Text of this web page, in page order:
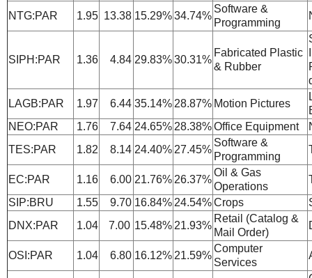
NTG:PAR 1.95 13.38 15.29%34.74%
Software &
Programming
SIPH:PAR 1.36 4.84 29.83%30.31%
Fabricated Plastic
& Rubber
LAGB:PAR
1.97 6.44 35.14% 28.87% Motion Pictures
NEO:PAR
1.76 7.64 24.65% 28.38%Office Equipment
TES:PAR
1.82 8.14 24.40% 27.45%
Software &
Programming
EC:PAR 1.16 6.00 21.76% 26.37%
Oil & Gas
Operations
SIP:BRU
1.55 9.70 16.84% 24.54%Crops
DNX:PAR
1.04 7.00 15.48% 21.93%
Retail (Catalog &
Mail Order)
OSI:PAR 1.04 6.80 16.12% 21.59%
Computer
Services